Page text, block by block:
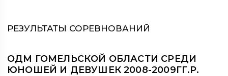
РЕЗУЛЬТАТЫ СОРЕВНОВАНИЙ
ОДМ ГОМЕЛЬСКОЙ ОБЛАСТИ СРЕДИ
ЮНОШЕЙ И ДЕВУШЕК 2008-2009ГГ.Р.